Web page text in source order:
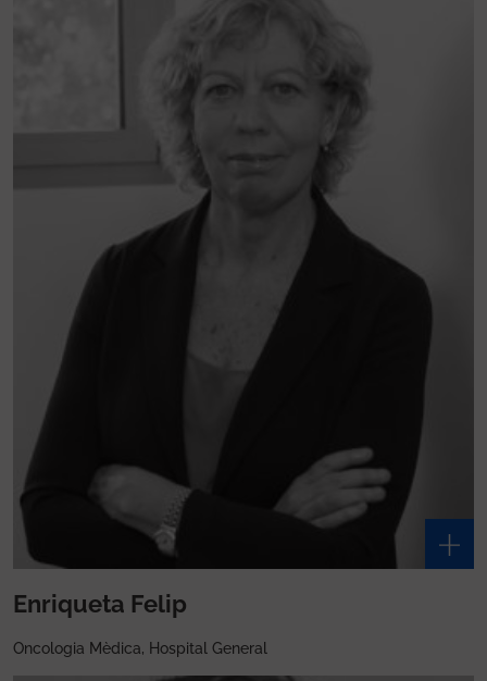
Enriqueta Felip
Oncologia Mèdica, Hospital General